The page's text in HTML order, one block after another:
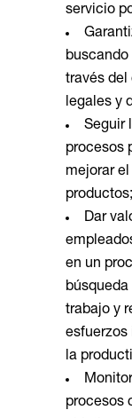
servicio
buscando
través del
legales y
Seguir
procesos
mejorar
productos;
Dar
en un
trabajo y
esfuerzos
la
procesos